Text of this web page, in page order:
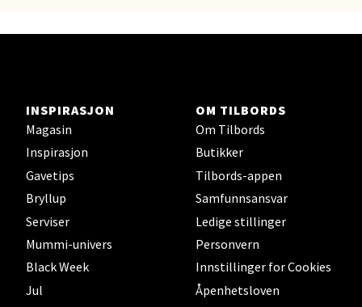
INSPIRASJON
Magasin
Inspirasjon
Gavetips
Bryllup
Serviser
Mummi-univers
Black Week
Jul
OM TILBORDS
Om Tilbords
Butikker
Tilbords-appen
Samfunnsansvar
Ledige stillinger
Personvern
Innstillinger for Cookies
Åpenhetsloven
6 i butikk
Kristiansand - Thon
Sørlandssenteret
Barstølveien 31, 4636 Kristiansand
Åpent i dag 10-19
13 i butikk